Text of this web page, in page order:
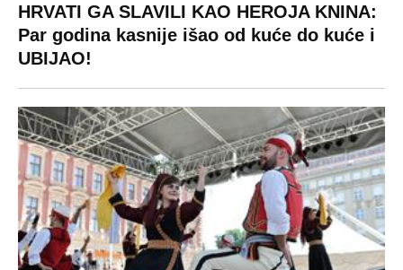
HRVATI GA SLAVILI KAO HEROJA KNINA:
Par godina kasnije išao od kuće do kuće i
UBIJAO!